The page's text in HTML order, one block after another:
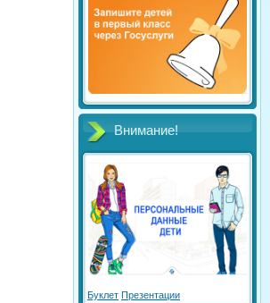
Внимание!
Буклет Презентации